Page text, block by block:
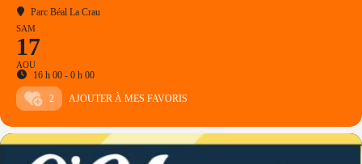
Parc Béal La Crau
SAM
17
AOU
16 h 00 - 0 h 00
2 AJOUTER À MES FAVORIS